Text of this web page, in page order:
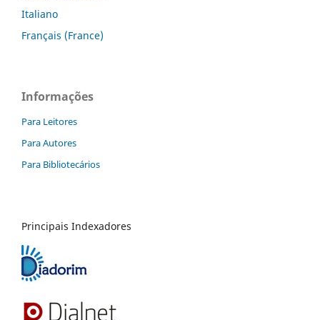
Italiano
Français (France)
Informações
Para Leitores
Para Autores
Para Bibliotecários
Principais Indexadores